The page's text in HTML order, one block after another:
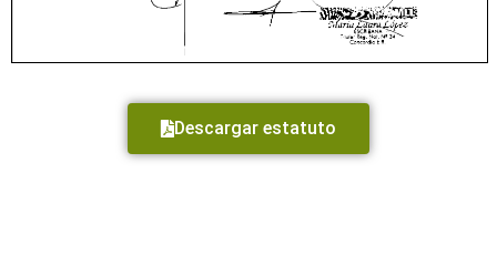
Descargar estatuto